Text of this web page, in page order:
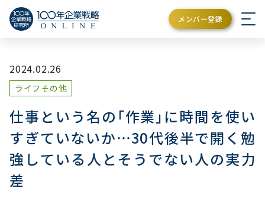
メンバー登録
2024.02.26
ライフその他
仕事という名の｢作業｣に時間を使い
すぎていないか…30代後半で開く勉
強している人とそうでない人の実力
差